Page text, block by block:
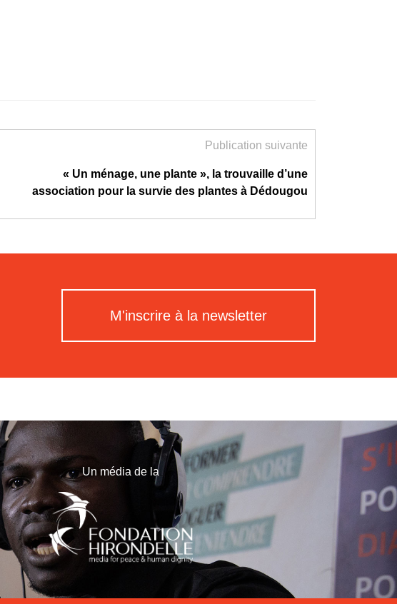
Publication suivante
« Un ménage, une plante », la trouvaille d’une
association pour la survie des plantes à Dédougou
M'inscrire à la newsletter
Un média de la